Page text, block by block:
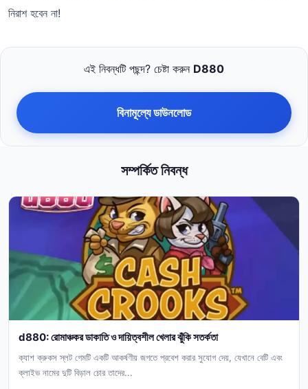
নিরাশ হবেন না!
এই নিবন্ধটি পছন্দ? চেষ্টা করুন D880
বিনামূল্যে ডাউনলোড
সম্পর্কিত নিবন্ধ
d880: রোমাঞ্চকর ডাকাতি ও দায়িত্বশীল খেলার ঝুঁকি সতর্কতা
ক্যাশ ক্রুকস স্লট গেমটি একটি আকর্ষণীয় জগতে প্রবেশ করার সুযোগ দেয়, যেখানে বেটি এবং
ক্লাইভ নামের দুটি বিড়াল চোর তাদের...